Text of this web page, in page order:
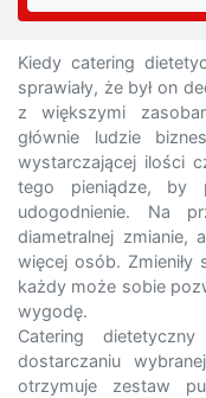
Kiedy catering
sprawiały, że był on
z większymi
głównie ludzie
wystarczającej ilości
tego pieniądze, by
udogodnienie. Na
diametralnej zmianie,
więcej osób. Zmieniły
każdy może sobie
wygodę.
Catering
dostarczaniu
otrzymuje zestaw